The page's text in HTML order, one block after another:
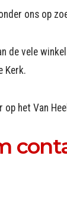
ons op
de vele
Kerk.
het Van